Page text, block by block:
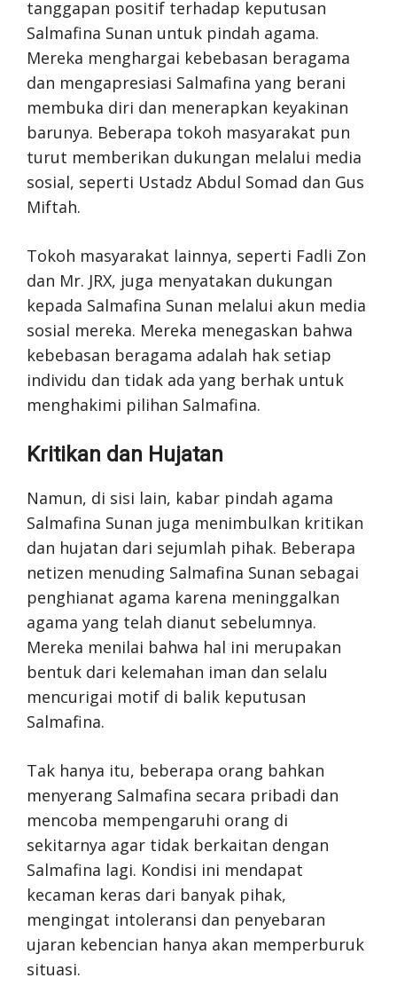
tanggapan positif terhadap keputusan
Salmafina Sunan untuk pindah agama.
Mereka menghargai kebebasan beragama
dan mengapresiasi Salmafina yang berani
membuka diri dan menerapkan keyakinan
barunya. Beberapa tokoh masyarakat pun
turut memberikan dukungan melalui media
sosial, seperti Ustadz Abdul Somad dan Gus
Miftah.
Tokoh masyarakat lainnya, seperti Fadli Zon
dan Mr. JRX, juga menyatakan dukungan
kepada Salmafina Sunan melalui akun media
sosial mereka. Mereka menegaskan bahwa
kebebasan beragama adalah hak setiap
individu dan tidak ada yang berhak untuk
menghakimi pilihan Salmafina.
Kritikan dan Hujatan
Namun, di sisi lain, kabar pindah agama
Salmafina Sunan juga menimbulkan kritikan
dan hujatan dari sejumlah pihak. Beberapa
netizen menuding Salmafina Sunan sebagai
penghianat agama karena meninggalkan
agama yang telah dianut sebelumnya.
Mereka menilai bahwa hal ini merupakan
bentuk dari kelemahan iman dan selalu
mencurigai motif di balik keputusan
Salmafina.
Tak hanya itu, beberapa orang bahkan
menyerang Salmafina secara pribadi dan
mencoba mempengaruhi orang di
sekitarnya agar tidak berkaitan dengan
Salmafina lagi. Kondisi ini mendapat
kecaman keras dari banyak pihak,
mengingat intoleransi dan penyebaran
ujaran kebencian hanya akan memperburuk
situasi.